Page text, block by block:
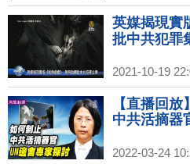
英媒揭現實
批中共犯罪
2021-10-19
【直播回
中共活摘器
2022-03-24